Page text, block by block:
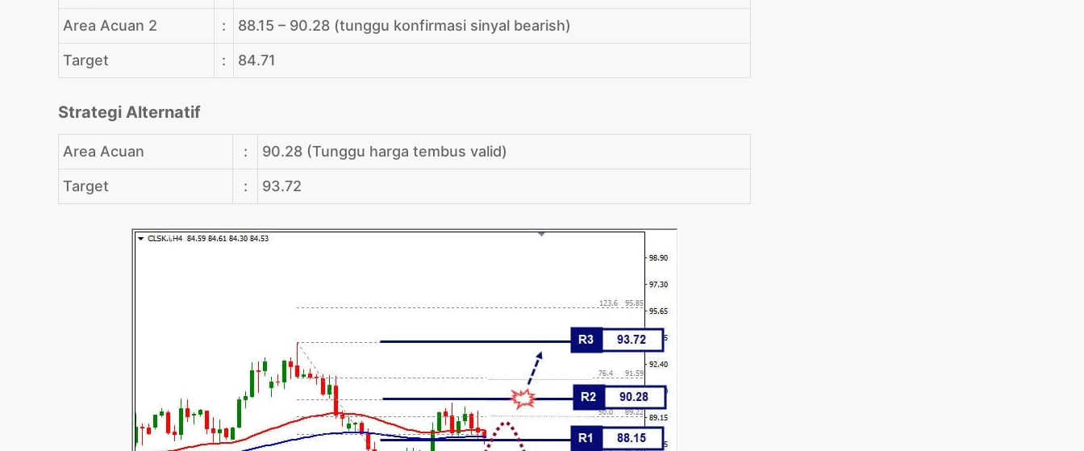
Area Acuan 2 : 88.15 – 90.28 (tunggu konfirmasi sinyal bearish)
Target : 84.71
Strategi Alternatif
Area Acuan : 90.28 (Tunggu harga tembus valid)
Target : 93.72